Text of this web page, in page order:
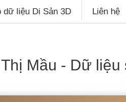
dữ liệu Di Sản 3D Liên hệ
Mầu - Dữ